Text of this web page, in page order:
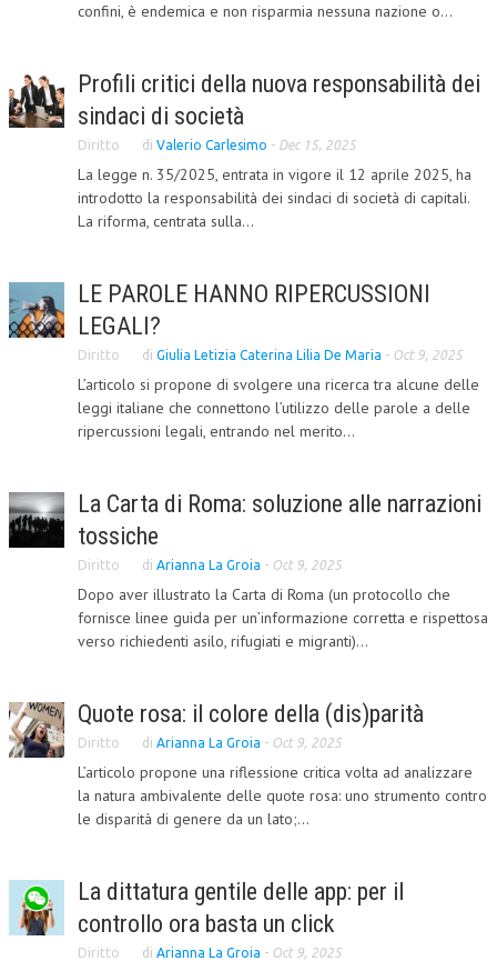
SVILUPPO SOSTENIBILE
L’UMANISTA
DIRITTO
DIRITTO PENALE D’IMPRESA
DIRITTO DEL LAVORO
DIRITTO DELLE IMPRESE IN CRISI
CRIMINOLOGIA E CRIMINALISTICA
SICUREZZA SUL LAVORO
FISCO
FISCALITÀ INTERNAZIONALE
TAX RISK MANAGEMENT
CRIMINOLOGIA TRIBUTARIA
CFC E PARADISI FISCALI
PRASSI
AMMINISTRATIVA
TRIBUTARIA
EUROPEA
COSTITUZIONALE
confini, è endemica e non risparmia nessuna nazione o...
Profili critici della nuova responsabilità dei
sindaci di società
Diritto di Valerio Carlesimo - Dec 15, 2025
La legge n. 35/2025, entrata in vigore il 12 aprile 2025, ha
introdotto la responsabilità dei sindaci di società di capitali.
La riforma, centrata sulla...
LE PAROLE HANNO RIPERCUSSIONI
LEGALI?
Diritto di Giulia Letizia Caterina Lilia De Maria - Oct 9, 2025
L’articolo si propone di svolgere una ricerca tra alcune delle
leggi italiane che connettono l’utilizzo delle parole a delle
ripercussioni legali, entrando nel merito...
La Carta di Roma: soluzione alle narrazioni
tossiche
Diritto di Arianna La Groia - Oct 9, 2025
Dopo aver illustrato la Carta di Roma (un protocollo che
fornisce linee guida per un’informazione corretta e rispettosa
verso richiedenti asilo, rifugiati e migranti)...
Quote rosa: il colore della (dis)parità
Diritto di Arianna La Groia - Oct 9, 2025
L’articolo propone una riflessione critica volta ad analizzare
la natura ambivalente delle quote rosa: uno strumento contro
le disparità di genere da un lato;...
La dittatura gentile delle app: per il
controllo ora basta un click
Diritto di Arianna La Groia - Oct 9, 2025